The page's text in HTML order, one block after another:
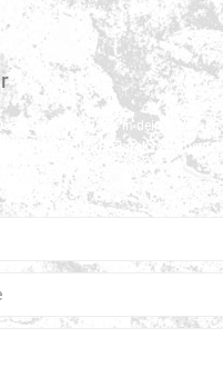
unsere News in dein
Spannendes und Lehrreiches aus der